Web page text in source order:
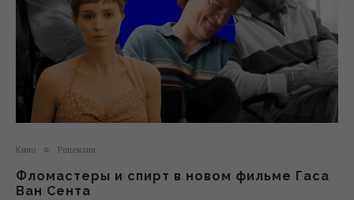
Кино Рецензии
Фломастеры и спирт в новом фильме Гаса
Ван Сента